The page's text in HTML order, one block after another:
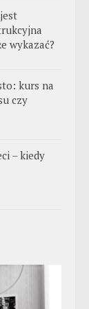
wykazać?
kurs na
czy
– kiedy